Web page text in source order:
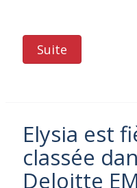
Suite
Elysia est
classée
Deloitte